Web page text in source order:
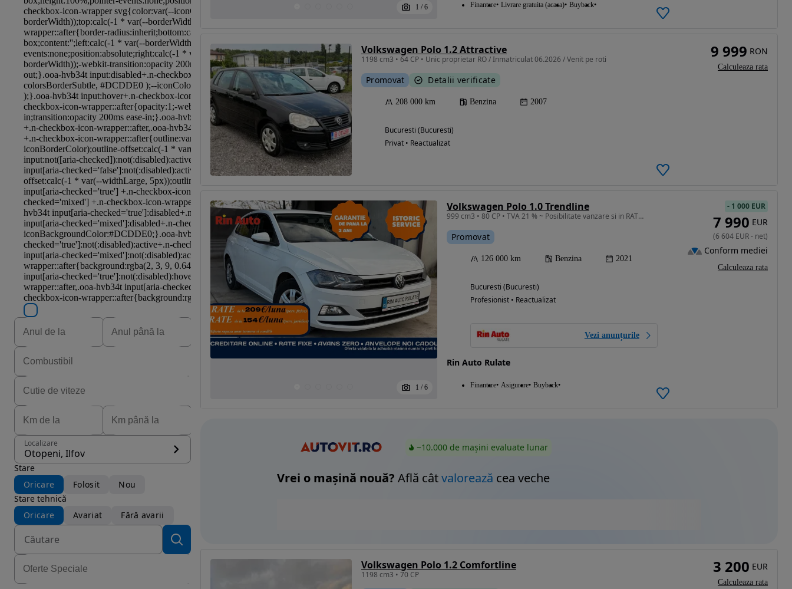
Eligibil pentru
finantare
Localizare
Otopeni, Ilfov
Stare
Oricare
Folosit
Nou
Stare tehnică
Oricare
Avariat Fără avarii
1 / 6 Finantare Livrare gratuita (acasa) Buyback
Volkswagen Polo 1.2 Attractive
1198 cm3 • 64 CP • Unic proprietar RO / Inmatriculat 06.2026 / Venit pe roti
Promovat Detalii verificate
208 000 km Benzina 2007
Bucuresti (Bucuresti)
Privat • Reactualizat
9 999 RON
Calculeaza rata
1 / 6
Volkswagen Polo 1.0 Trendline
999 cm3 • 80 CP • TVA 21 % ~ Posibilitate vanzare si in RATE ~ Credit Leasing ~
Promovat
126 000 km Benzina 2021
Bucuresti (Bucuresti)
Profesionist • Reactualizat
Vezi anunțurile
Rin Auto Rulate
Finantare Asigurare Buyback
- 1 000 EUR
7 990 EUR
(6 604 EUR- net)
Conform mediei
Calculeaza rata
~10.000 de mașini evaluate lunar
Vrei o mașină nouă? Află câtvalorează cea veche
Volkswagen Polo 1.2 Comfortline
1198 cm3 • 70 CP 3 200 EUR
Calculeaza rata